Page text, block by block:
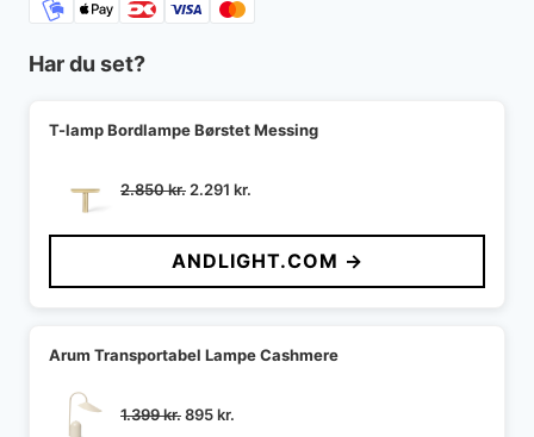
Har du set?
T-lamp Bordlampe Børstet Messing
2.850kr. Den
pris
var:
2.850 kr..
2.291 kr.
pris
er:
2.291 kr..
ANDLIGHT.COM →
Arum Transportabel Lampe Cashmere
1.399kr.Den
895kr.